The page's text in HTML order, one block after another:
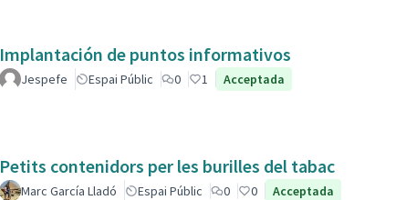
Implantación de puntos informativos
Jespefe Espai Públic 0 1 Acceptada
Petits contenidors per les burilles del tabac
Marc García Lladó Espai Públic 0 0 Acceptada